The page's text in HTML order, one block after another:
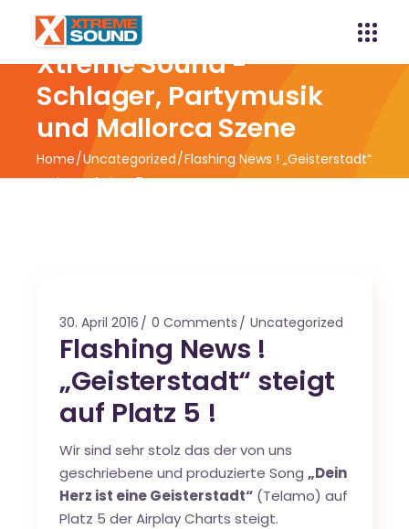
Xtreme Sound -
Schlager, Partymusik
und Mallorca Szene
Home Uncategorized Flashing News ! „Geisterstadt“
steigt auf Platz 5 !
30. April 2016 0 Comments Uncategorized
Flashing News !
„Geisterstadt“ steigt
auf Platz 5 !
Wir sind sehr stolz das der von uns
geschriebene und produzierte Song „Dein
Herz ist eine Geisterstadt“ (Telamo) auf
Platz 5 der Airplay Charts steigt.